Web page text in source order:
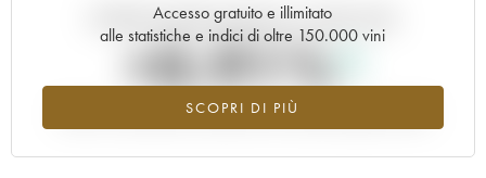
Accesso gratuito e illimitato
alle statistiche e indici di oltre 150.000 vini
SCOPRI DI PIÙ
Andamento della quotazione in tempo reale
+0.91%
Valore in aumento per l'annata 2016 nel 2026 rispetto al 2025